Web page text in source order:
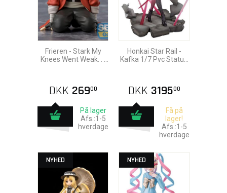
Frieren - Stark My
Knees Went Weak. . .
DKK 26900
På lager
Afs.:1-5
hverdage
Honkai Star Rail -
Kafka 1/7 Pvc Statue
DKK 319500
Få på
lager!
Afs.:1-5
hverdage
NYHED NYHED